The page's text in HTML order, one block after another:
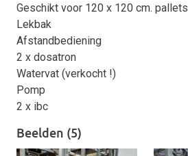
Geschikt voor 120 x 120 cm. pallets
Lekbak
Afstandbediening
2 x dosatron
Watervat (verkocht !)
Pomp
2 x ibc
Beelden (5)